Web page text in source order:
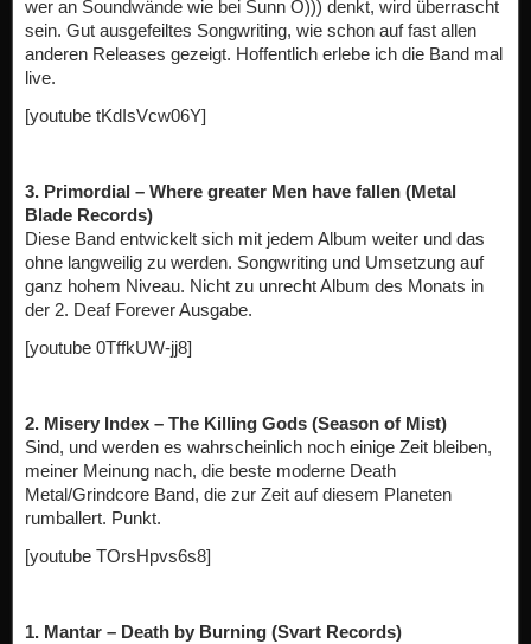
wer an Soundwände wie bei Sunn O))) denkt, wird überrascht
sein. Gut ausgefeiltes Songwriting, wie schon auf fast allen
anderen Releases gezeigt. Hoffentlich erlebe ich die Band mal
live.
[youtube tKdIsVcw06Y]
3. Primordial – Where greater Men have fallen (Metal
Blade Records)
Diese Band entwickelt sich mit jedem Album weiter und das
ohne langweilig zu werden. Songwriting und Umsetzung auf
ganz hohem Niveau. Nicht zu unrecht Album des Monats in
der 2. Deaf Forever Ausgabe.
[youtube 0TffkUW-jj8]
2. Misery Index – The Killing Gods (Season of Mist)
Sind, und werden es wahrscheinlich noch einige Zeit bleiben,
meiner Meinung nach, die beste moderne Death
Metal/Grindcore Band, die zur Zeit auf diesem Planeten
rumballert. Punkt.
[youtube TOrsHpvs6s8]
1. Mantar – Death by Burning (Svart Records)